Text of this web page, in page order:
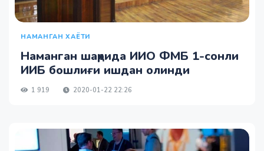
НАМАНГАН ХАЁТИ
Наманган шаҳрида ИИО ФМБ 1-сонли
ИИБ бошлиғи ишдан олинди
1 919 2020-01-22 22:26